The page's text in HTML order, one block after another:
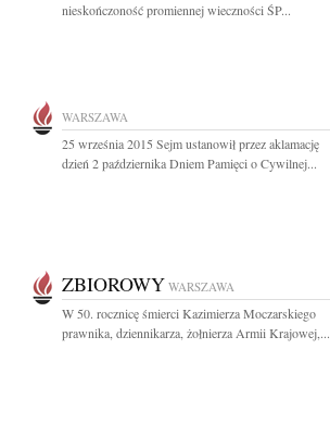
nieskończoność promiennej wieczności ŚP...
WARSZAWA
25 września 2015 Sejm ustanowił przez aklamację
dzień 2 października Dniem Pamięci o Cywilnej...
ZBIOROWY WARSZAWA
W 50. rocznicę śmierci Kazimierza Moczarskiego
prawnika, dziennikarza, żołnierza Armii Krajowej,...